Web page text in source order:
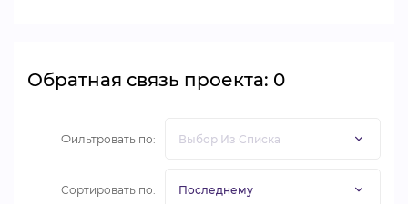
Обратная связь проекта: 0
Фильтровать по:
Сортировать по: